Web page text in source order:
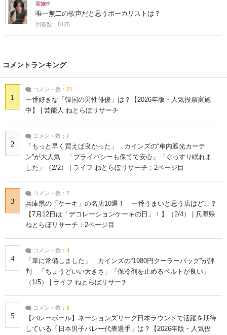
実施中
唯一無二の歌声だと思うボーカリストは？
回答数：8125
コメントランキング
1
コメント数： 21
一番好きな「韓国の男性俳優」は？【2026年版・人気投票実施
中】 | 芸能人 ねとらぼリサーチ
2
コメント数： 7
「もっと早く買えば良かった」 カインズの“車内遮光カーテ
ン”が大人気 「プライバシーも保てて安心」「ぐっすり眠れま
した」（2/2） | ライフ ねとらぼリサーチ：2ページ目
3
コメント数： 7
兵庫県の「ケーキ」の名店10選！ 一番うまいと思う店はどこ？
【7月12日は「デコレーションケーキの日」！】（2/4） | 兵庫県
ねとらぼリサーチ：2ページ目
4
コメント数： 4
「車に常備しました」 カインズの“1980円クーラーバッグ”が評
判 「ちょうどいい大きさ」「保冷剤を止めるベルトが良い」
（1/5） | ライフ ねとらぼリサーチ
5
コメント数： 3
【バレーボール】ネーションズリーグ日本ラウンドで活躍を期待
している「日本男子バレー代表選手」は？【2026年版・人気投